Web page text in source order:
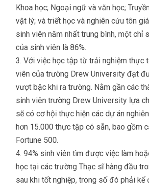
Khoa học; Ngoại ngữ và văn học;
vật lý; và triết học và nghiên cứu tôn
sinh viên năm nhất trung bình, một chỉ
của sinh viên là 86%.
Với việc học tập từ trải nghiệm thực
viên của trường Drew University đạt
vượt bậc khi ra trường. Nằm gần các
sinh viên trường Drew University lựa
sẽ có cơ hội thực hiện các dự án
hơn 15.000 thực tập có sẵn, bao gồm
Fortune 500.
94% sinh viên tìm được việc làm
học tại các trường Thạc sĩ hàng đầu
sau khi tốt nghiệp, trong số đó phải